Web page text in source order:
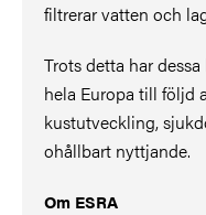
filtrerar vatten och
Trots detta har
hela Europa till följd
kustutveckling,
ohållbart nyttjande.
Om ESRA